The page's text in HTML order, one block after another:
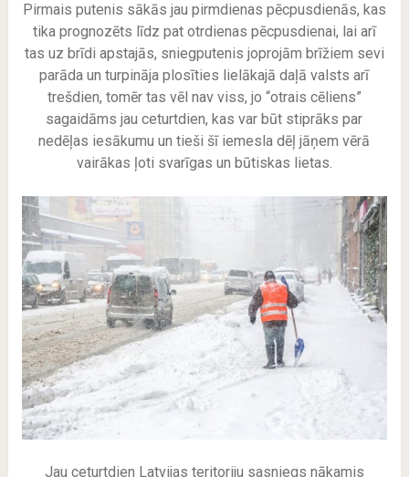
Pirmais putenis sākās jau pirmdienas pēcpusdienās, kas
tika prognozēts līdz pat otrdienas pēcpusdienai, lai arī
tas uz brīdi apstajās, sniegputenis joprojām brīžiem sevi
parāda un turpināja plosīties lielākajā daļā valsts arī
trešdien, tomēr tas vēl nav viss, jo “otrais cēliens”
sagaidāms jau ceturtdien, kas var būt stiprāks par
nedēļas iesākumu un tieši šī iemesla dēļ jāņem vērā
vairākas ļoti svarīgas un būtiskas lietas.
Jau ceturtdien Latvijas teritoriju sasniegs nākamis